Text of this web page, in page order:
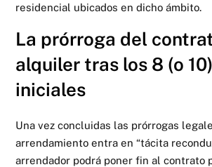
residencial ubicados en dicho ámbito.
La prórroga del
alquiler tras los 8 (o
iniciales
Una vez concluidas las prórrogas
arrendamiento entra en “tácita
arrendador podrá poner fin al contrato